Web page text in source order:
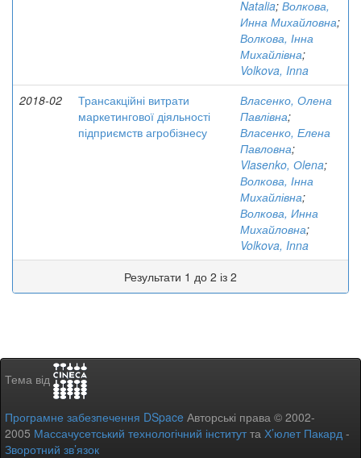
Natalia; Волкова,
Инна Михайловна;
Волкова, Інна
Михайлівна;
Volkova, Inna
2018-02
Трансакційні витрати
маркетингової діяльності
підприємств агробізнесу
Власенко, Олена
Павлівна;
Власенко, Елена
Павловна;
Vlasenko, Оlena;
Волкова, Інна
Михайлівна;
Волкова, Инна
Михайловна;
Volkova, Inna
Результати 1 до 2 із 2
Тема від
Програмне забезпечення DSpace Авторські права © 2002-
2005 Массачусетський технологічний інститутта Х’юлет Пакард -
Зворотний зв’язок